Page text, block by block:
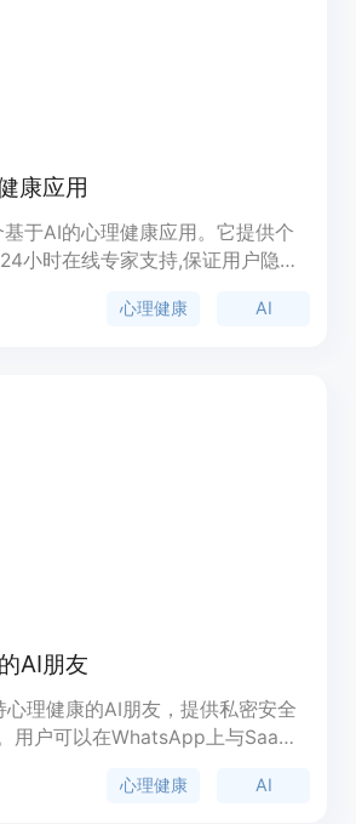
康应用
于AI的心理健康应用。它提供个
小时在线专家支持,保证用户隐私,
乐的自己。
心理健康 AI
AI朋友
心理健康的AI朋友，提供私密安全
用户可以在WhatsApp上与Saam
，保证所有用户信息和会话内容的
心理健康 AI